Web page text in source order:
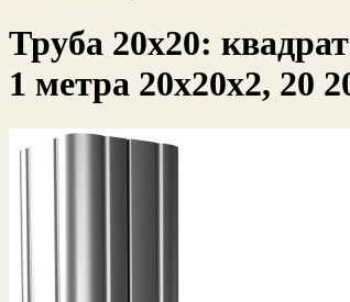
Труба 20х20:
1 метра 20х20х2, 20